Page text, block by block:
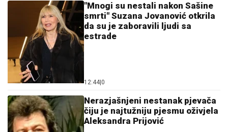
"Mnogi su nestali nakon Sašine
smrti" Suzana Jovanović otkrila
da su je zaboravili ljudi sa
estrade
12:44 0
Nerazjašnjeni nestanak pjevača
čiju je najtužniju pjesmu oživjela
Aleksandra Prijović